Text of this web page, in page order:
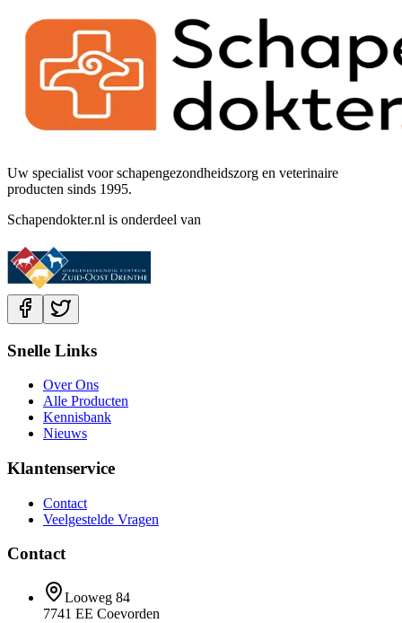
Uw specialist voor schapengezondheidszorg en veterinaire
producten sinds 1995.
Schapendokter.nl is onderdeel van
Snelle Links
Over Ons
Alle Producten
Kennisbank
Nieuws
Klantenservice
Contact
Veelgestelde Vragen
Contact
Looweg 84
7741 EE Coevorden